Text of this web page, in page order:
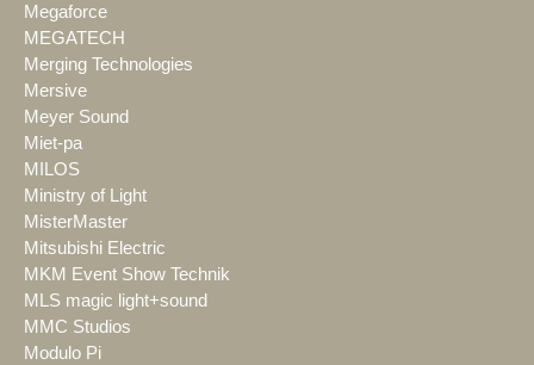
Megaforce
MEGATECH
Merging Technologies
Mersive
Meyer Sound
Miet-pa
MILOS
Ministry of Light
MisterMaster
Mitsubishi Electric
MKM Event Show Technik
MLS magic light+sound
MMC Studios
Modulo Pi